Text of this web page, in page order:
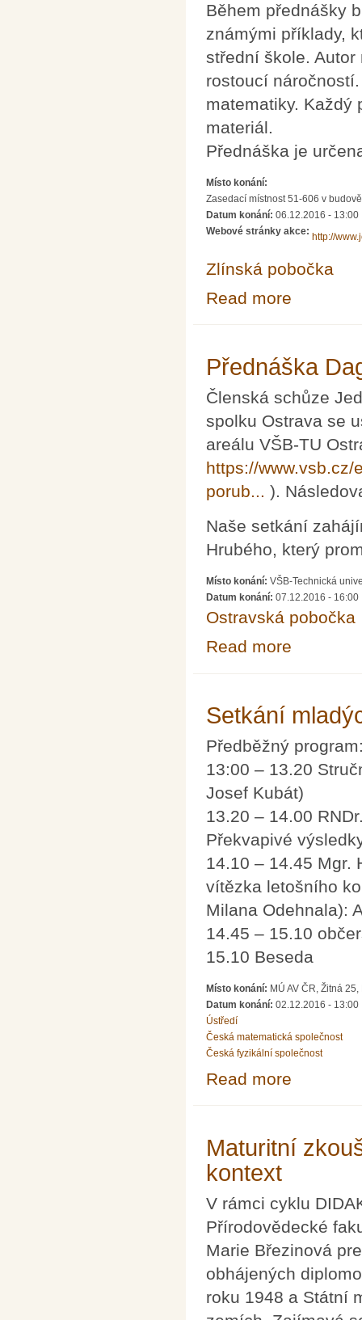
Během přednášky
známými příklady,
střední škole.
rostoucí
matematiky. Každý
materiál.
Přednáška je
Místo konání:
Zasedací místnost 51-606 v
Datum konání: 06.12.2016 - 13:00
Webové stránky akce:
http://
Zlínská pobočka
Read more
Přednáška
Členská schůze
spolku Ostrava se
areálu VŠB-TU
https://
porub... ).
Naše setkání
Hrubého, který
Místo konání: VŠB-Technická
Datum konání: 07.12.2016 - 16:00
Ostravská pobočka
Read more
Setkání
Předběžný
13:00 – 13.20
Josef Kubát)
13.20 – 14.00
Překvapivé
14.10 – 14.45 Mgr.
vítězka letošního
Milana Odehnala):
14.45 – 15.10
15.10 Beseda
Místo konání: MÚ AV ČR, Žitná
Datum konání: 02.12.2016 - 13:00
Ústředí
Česká matematická společnost
Česká fyzikální společnost
Read more
Maturitní
kontext
V rámci cyklu
Přírodovědecké
Marie Březinová
obhájených
roku 1948 a Státní